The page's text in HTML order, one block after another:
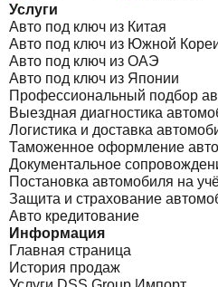
Услуги
Авто под ключ из Китая
Авто под ключ из Южной
Авто под ключ из ОАЭ
Авто под ключ из Японии
Профессиональный подбор
Выездная диагностика
Логистика и доставка
Таможенное оформление
Документальное
Постановка автомобиля на
Защита и страхование
Авто кредитование
Информация
Главная страница
История продаж